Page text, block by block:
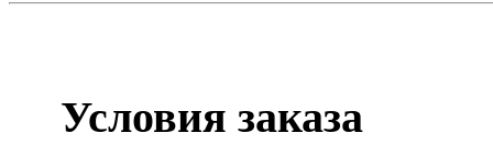
Условия заказа